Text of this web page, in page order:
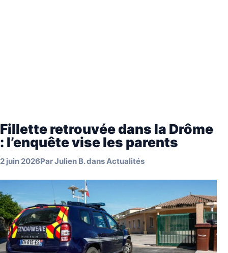
Fillette retrouvée dans la Drôme
: l’enquête vise les parents
2 juin 2026ParJulien B.dansActualités